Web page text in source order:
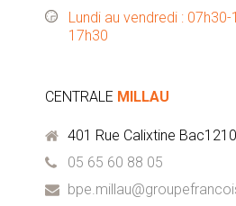
Lundi au vendredi :
17h30
CENTRALE MILLAU
401 Rue Calixtine
05 65 60 88 05